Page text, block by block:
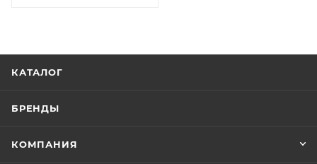
КАТАЛОГ
БРЕНДЫ
КОМПАНИЯ